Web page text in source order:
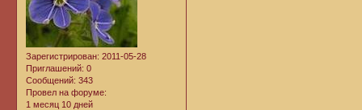
Зарегистрирован: 2011-05-28
Приглашений: 0
Сообщений: 343
Провел на форуме:
1 месяц 10 дней